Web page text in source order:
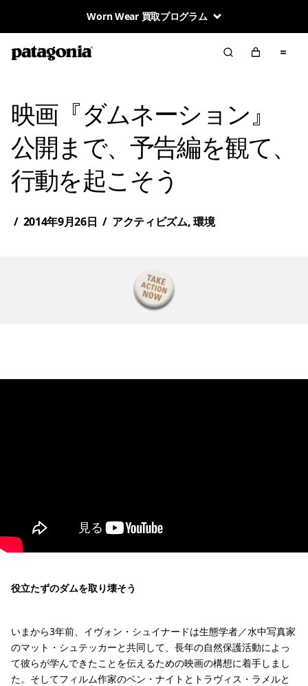
Worn Wear 買取プログラム
映画『ダムネーション』
公開まで、予告編を観て、
行動を起こそう
/ 2014年9月26日 / アクティビズム,環境
役立たずのダムを取り壊そう
いまから3年前、イヴォン・シュイナードは生態学者／水中写真家
のマット・シュテッカーと共同して、長年の自然保護活動によっ
て彼らが学んできたことを伝えるための映画の構想に着手しまし
た。そしてフィルム作家のベン・ナイトとトラヴィス・ラメルと